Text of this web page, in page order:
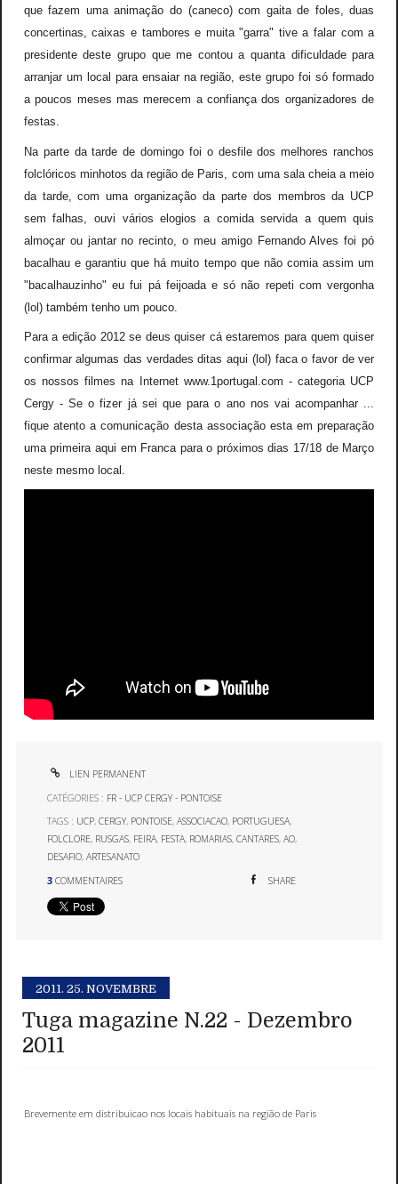
que fazem uma animação do (caneco) com gaita de foles, duas
concertinas, caixas e tambores e muita "garra" tive a falar com a
presidente deste grupo que me contou a quanta dificuldade para
arranjar um local para ensaiar na região, este grupo foi só formado
a poucos meses mas merecem a confiança dos organizadores de
festas.
Na parte da tarde de domingo foi o desfile dos melhores ranchos
folclóricos minhotos da região de Paris, com uma sala cheia a meio
da tarde, com uma organização da parte dos membros da UCP
sem falhas, ouvi vários elogios a comida servida a quem quis
almoçar ou jantar no recinto, o meu amigo Fernando Alves foi pó
bacalhau e garantiu que há muito tempo que não comia assim um
"bacalhauzinho" eu fui pá feijoada e só não repeti com vergonha
(lol) também tenho um pouco.
Para a edição 2012 se deus quiser cá estaremos para quem quiser
confirmar algumas das verdades ditas aqui (lol) faca o favor de ver
os nossos filmes na Internet www.1portugal.com - categoria UCP
Cergy - Se o fizer já sei que para o ano nos vai acompanhar ...
fique atento a comunicação desta associação esta em preparação
uma primeira aqui em Franca para o próximos dias 17/18 de Março
neste mesmo local.
LIEN PERMANENT
CATÉGORIES : FR - UCP CERGY - PONTOISE
TAGS : UCP,CERGY, PONTOISE,ASSOCIACAO, PORTUGUESA,
FOLCLORE, RUSGAS, FEIRA, FESTA, ROMARIAS,CANTARES,AO,
DESAFIO,ARTESANATO
3 COMMENTAIRES SHARE
2011. 25. NOVEMBRE
Tuga magazine N.22 - Dezembro
2011
Brevemente em distribuicao nos locais habituais na região de Paris